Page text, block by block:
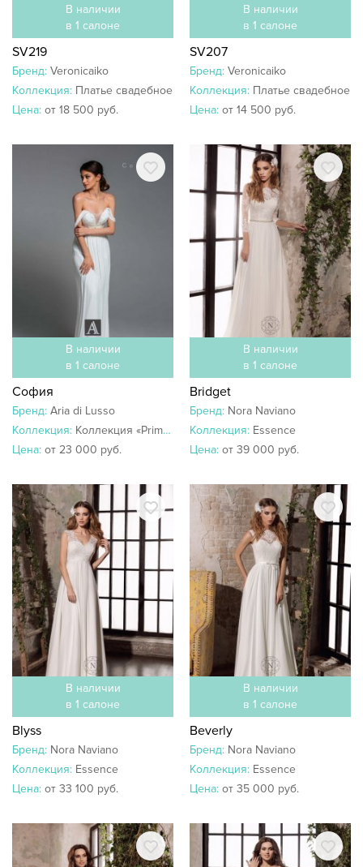
В наличии
в 1 салоне
SV219
Бренд: Veronicaiko
Коллекция: Платье свадебное
Цена: от 18 500 руб.
В наличии
в 1 салоне
SV207
Бренд: Veronicaiko
Коллекция: Платье свадебное
Цена: от 14 500 руб.
В наличии
в 1 салоне
София
Бренд: Aria di Lusso
Коллекция: Коллекция «Primavera»
Цена: от 23 000 руб.
В наличии
в 1 салоне
Bridget
Бренд: Nora Naviano
Коллекция: Essence
Цена: от 39 000 руб.
В наличии
в 1 салоне
Blyss
Бренд: Nora Naviano
Коллекция: Essence
Цена: от 33 100 руб.
В наличии
в 1 салоне
Beverly
Бренд: Nora Naviano
Коллекция: Essence
Цена: от 35 000 руб.